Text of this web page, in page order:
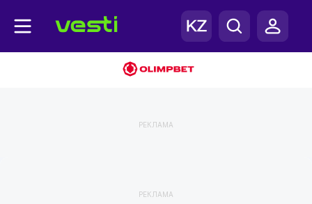
РЕКЛАМА
РЕКЛАМА